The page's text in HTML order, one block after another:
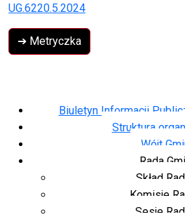
Biuletyn Informacji
Struktura
Wójt
Rada
Skład
Komisje
Sesje
UG.6220.5.2024
➔ Metryczka